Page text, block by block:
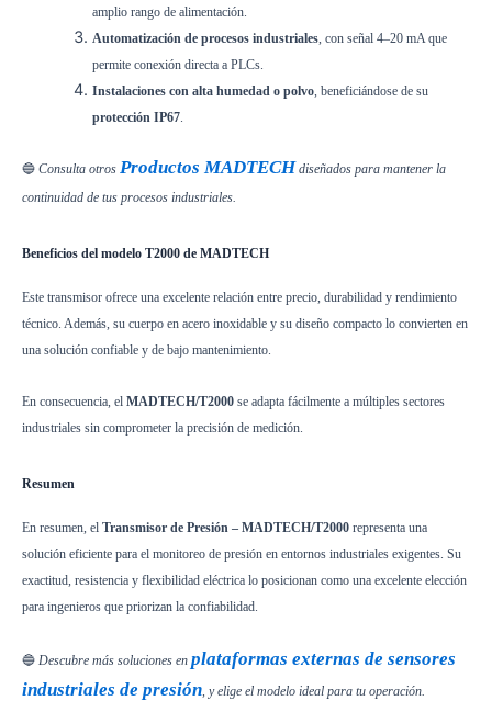
amplio rango de alimentación.
Automatización de procesos industriales, con señal 4–20 mA que
permite conexión directa a PLCs.
Instalaciones con alta humedad o polvo, beneficiándose de su
protección IP67.
🔵 Consulta otros Productos MADTECH diseñados para mantener la
continuidad de tus procesos industriales.
Beneficios del modelo T2000 de MADTECH
Este transmisor ofrece una excelente relación entre precio, durabilidad y rendimiento
técnico. Además, su cuerpo en acero inoxidable y su diseño compacto lo convierten en
una solución confiable y de bajo mantenimiento.
En consecuencia, el MADTECH/T2000 se adapta fácilmente a múltiples sectores
industriales sin comprometer la precisión de medición.
Resumen
En resumen, el Transmisor de Presión – MADTECH/T2000 representa una
solución eficiente para el monitoreo de presión en entornos industriales exigentes. Su
exactitud, resistencia y flexibilidad eléctrica lo posicionan como una excelente elección
para ingenieros que priorizan la confiabilidad.
🔵 Descubre más soluciones en plataformas externas de sensores
industriales de presión, y elige el modelo ideal para tu operación.